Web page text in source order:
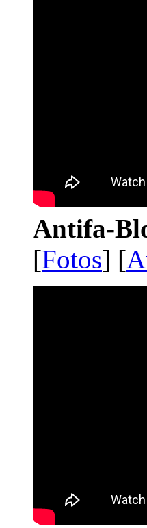
Antifa-
[Fotos] [